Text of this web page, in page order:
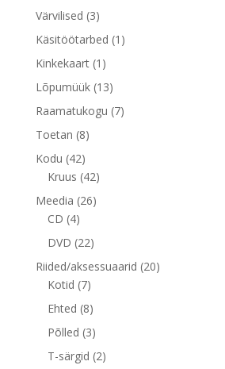
Värvilised 33
toodet
Käsitöötarbed 1 1
Kinkekaart 1 1
toode
Lõpumüük 1313
toodet
Raamatukogu 77
Toetan 88
Kodu 4242
toodet
Kruus 4242
toodet
Meedia 2626
CD 44
toodet
DVD 2222
Riided/aksessuaarid 2020
Kotid 77
toodet
Ehted 88
toodet
Põlled 33
toodet
T-särgid 22